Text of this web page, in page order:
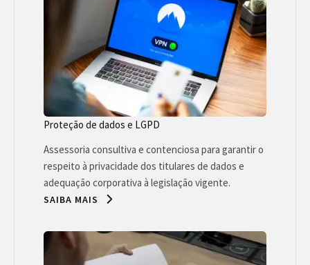
Proteção de dados e LGPD
Assessoria consultiva e contenciosa para garantir o
respeito à privacidade dos titulares de dados e
adequação corporativa à legislação vigente.
SAIBA MAIS